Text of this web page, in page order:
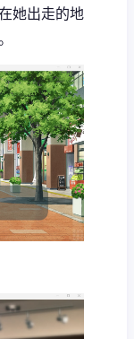
她出走的地